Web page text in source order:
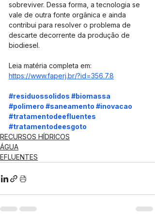
sobreviver. Dessa forma, a tecnologia se
vale de outra fonte orgânica e ainda
contribui para resolver o problema de
descarte decorrente da produção de
biodiesel.
Leia matéria completa em:
https://www.faperj.br/?id=356.7.8
#residuossolidos #biomassa
#polimero #saneamento #inovacao
#tratamentodeefluentes
#tratamentodeesgoto
RECURSOS HÍDRICOS
ÁGUA
EFLUENTES